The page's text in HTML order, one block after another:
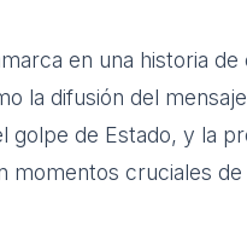
en una historia
la difusión del
golpe de Estado, y la
momentos cruciales